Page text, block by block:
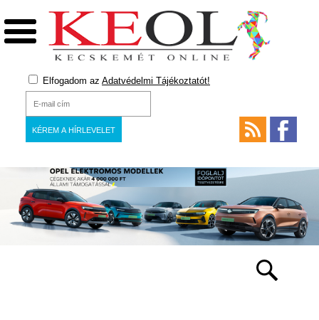
Elfogadom az Adatvédelmi Tájékoztatót!